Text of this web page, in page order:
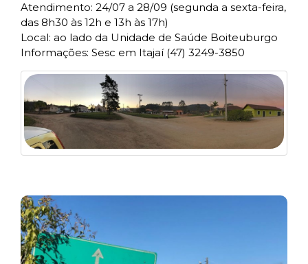
Atendimento: 24/07 a 28/09 (segunda a sexta-feira,
das 8h30 às 12h e 13h às 17h)
Local: ao lado da Unidade de Saúde Boiteuburgo
Informações: Sesc em Itajaí (47) 3249-3850